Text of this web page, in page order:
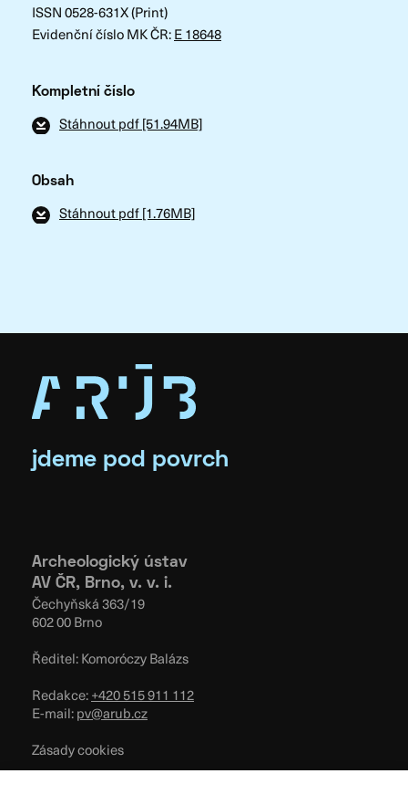
ISSN 0528-631X (Print)
Evidenční číslo MK ČR:E 18648
Kompletní číslo
Stáhnout pdf [51.94MB]
Obsah
Stáhnout pdf [1.76MB]
jdeme pod povrch
Archeologický ústav
AV ČR, Brno, v. v. i.
Čechyňská 363/19
602 00 Brno
Ředitel: Komoróczy Balázs
Redakce:+420 515 911 112
E-mail:pv@arub.cz
Zásady cookies
Podmínky užívání